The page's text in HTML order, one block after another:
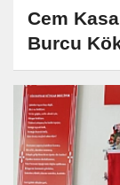
Cem
Burcu